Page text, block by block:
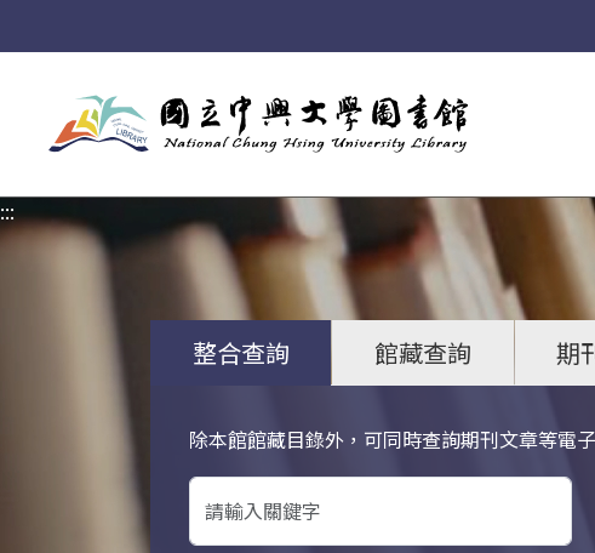
:::
整合查詢 館藏查詢 期
除本館館藏目錄外，可同時查詢期刊文章等電
關鍵字搜尋